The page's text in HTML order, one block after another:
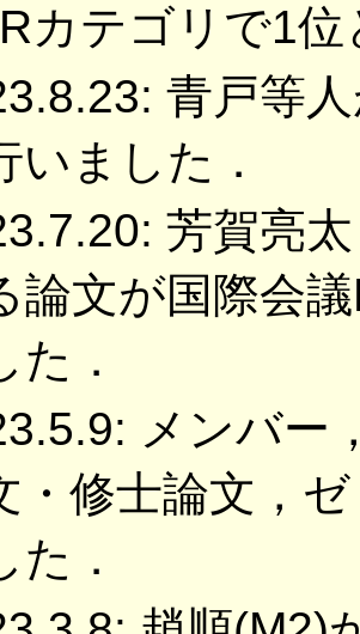
カテゴリで1
青戸等
いました．
芳賀亮
論文が国際会
た．
メンバー
・修士論文，
た．